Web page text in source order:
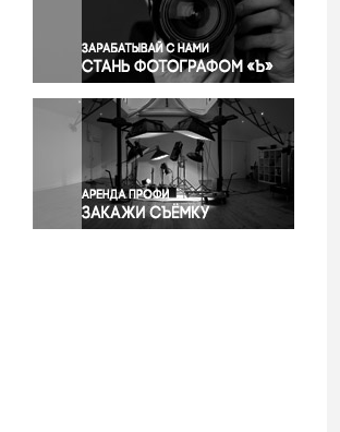
Правосудие
Происшествия и конфликты
Религия
Светская жизнь
Спорт
Экология
Экономика и бизнес